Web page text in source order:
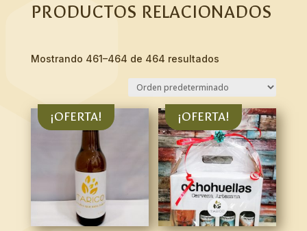
PRODUCTOS RELACIONADOS
Mostrando 461–464 de 464 resultados
¡OFERTA! ¡OFERTA!